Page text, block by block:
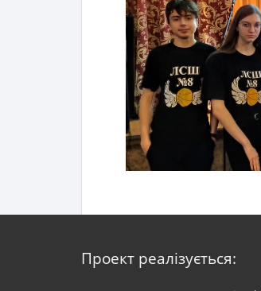
Проект реалізується: